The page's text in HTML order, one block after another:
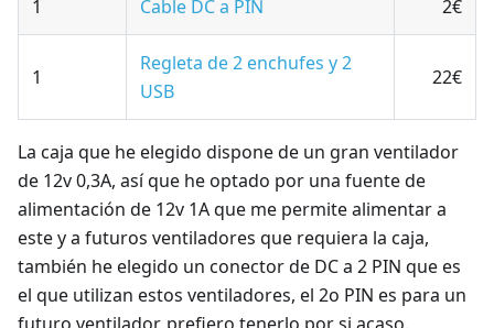
1 Cable DC a PIN 2€
1
Regleta de 2 enchufes y 2
USB
22€
La caja que he elegido dispone de un gran ventilador
de 12v 0,3A, así que he optado por una fuente de
alimentación de 12v 1A que me permite alimentar a
este y a futuros ventiladores que requiera la caja,
también he elegido un conector de DC a 2 PIN que es
el que utilizan estos ventiladores, el 2o PIN es para un